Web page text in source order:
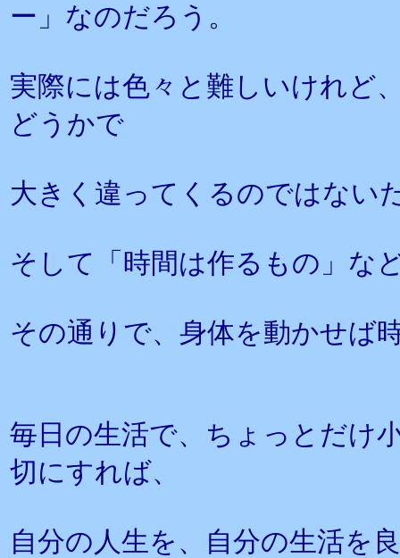
ー」なのだろう。
実際には色々と難しいけれど
どうかで
大きく違ってくるのではない
そして「時間は作るもの」な
その通りで、身体を動かせば
毎日の生活で、ちょっとだけ
切にすれば、
自分の人生を、自分の生活を